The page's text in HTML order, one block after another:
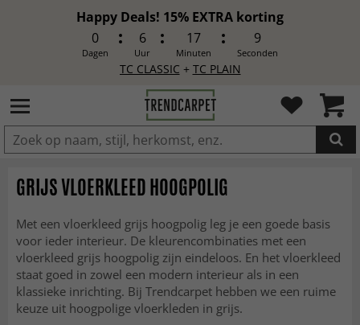
Happy Deals! 15% EXTRA korting
0
Dagen
6
Uur
17
Minuten
7
Seconden
TC CLASSIC + TC PLAIN
IN DE WINKELWAGEN GELEGD
GRIJS VLOERKLEED HOOGPOLIG
Met een vloerkleed grijs hoogpolig leg je een goede basis
voor ieder interieur. De kleurencombinaties met een
vloerkleed grijs hoogpolig zijn eindeloos. En het vloerkleed
staat goed in zowel een modern interieur als in een
klassieke inrichting. Bij Trendcarpet hebben we een ruime
keuze uit hoogpolige vloerkleden in grijs.